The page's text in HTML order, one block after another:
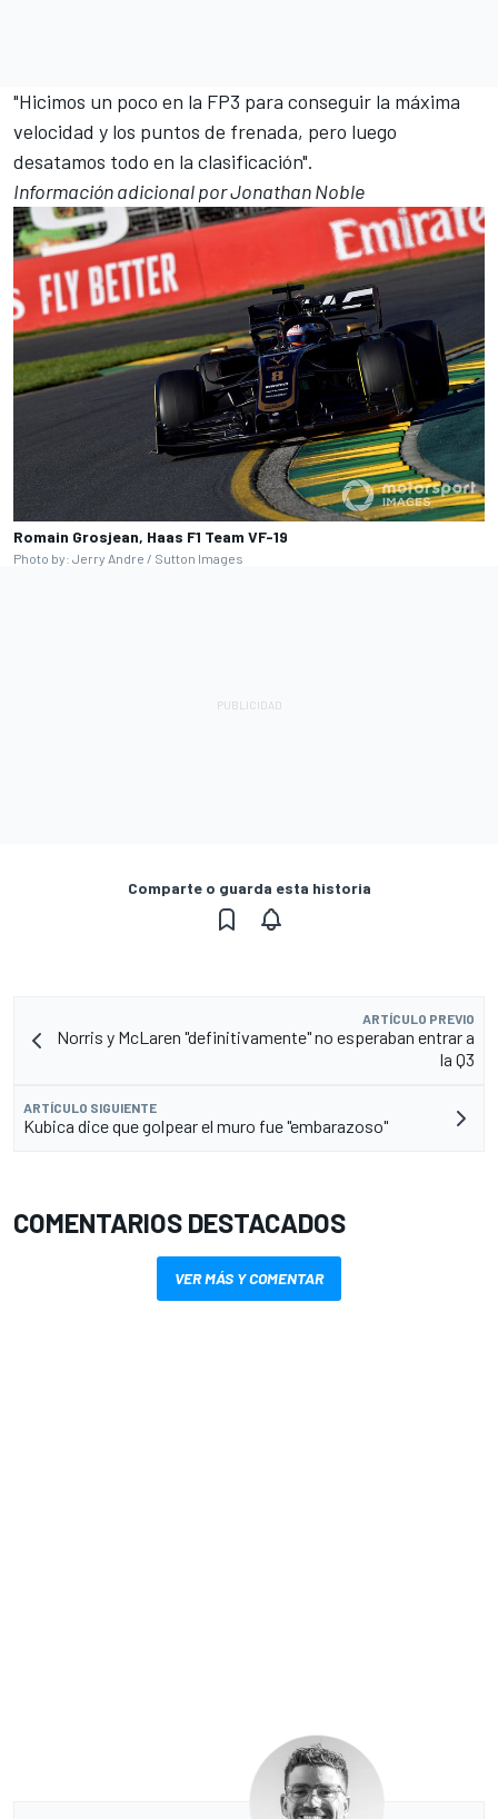
"Hicimos un poco en la FP3 para conseguir la máxima
velocidad y los puntos de frenada, pero luego
desatamos todo en la clasificación".
Información adicional por Jonathan Noble
Romain Grosjean, Haas F1 Team VF-19
Photo by: Jerry Andre / Sutton Images
Comparte o guarda esta historia
ARTÍCULO PREVIO
Norris y McLaren "definitivamente" no esperaban entrar a
la Q3
ARTÍCULO SIGUIENTE
Kubica dice que golpear el muro fue "embarazoso"
COMENTARIOS DESTACADOS
VER MÁS Y COMENTAR